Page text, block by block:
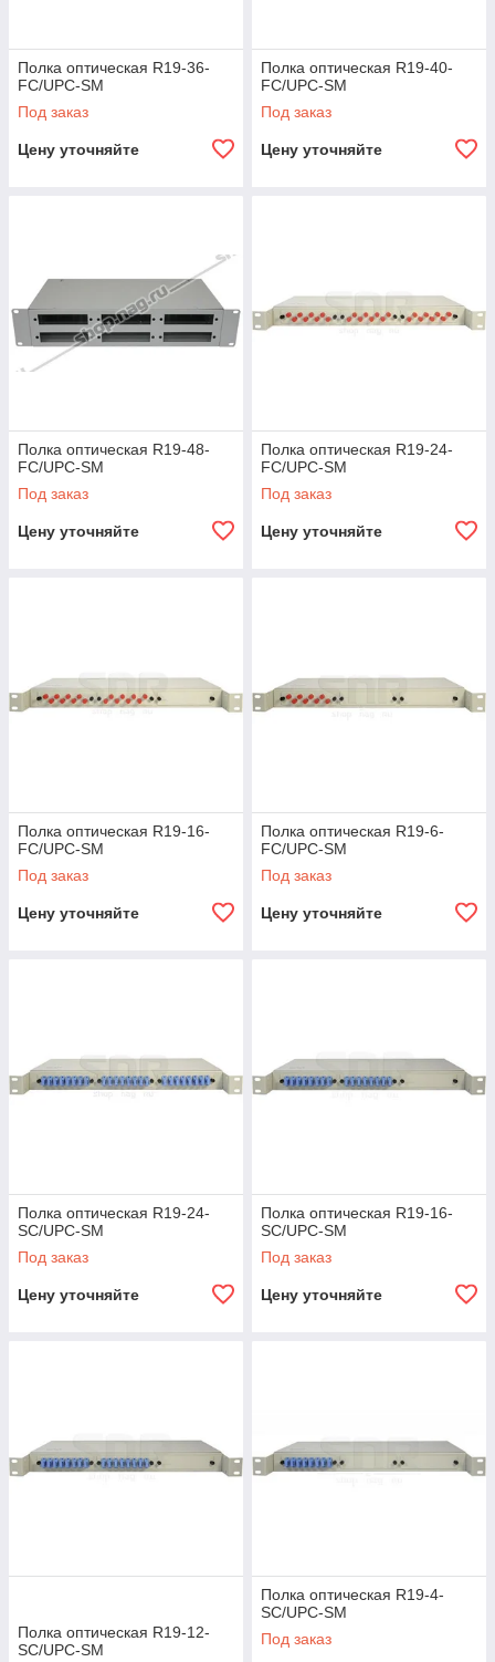
Полка оптическая R19-36-
FC/UPC-SM
Под заказ
Цену уточняйте
Полка оптическая R19-40-
FC/UPC-SM
Под заказ
Цену уточняйте
Полка оптическая R19-48-
FC/UPC-SM
Под заказ
Цену уточняйте
Полка оптическая R19-24-
FC/UPC-SM
Под заказ
Цену уточняйте
Полка оптическая R19-16-
FC/UPC-SM
Под заказ
Цену уточняйте
Полка оптическая R19-6-
FC/UPC-SM
Под заказ
Цену уточняйте
Полка оптическая R19-24-
SC/UPC-SM
Под заказ
Цену уточняйте
Полка оптическая R19-16-
SC/UPC-SM
Под заказ
Цену уточняйте
Полка оптическая R19-12-
SC/UPC-SM
Полка оптическая R19-4-
SC/UPC-SM
Под заказ